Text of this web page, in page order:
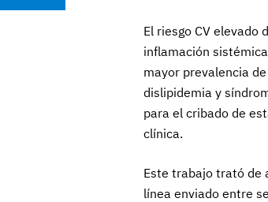
El riesgo CV elevado
inflamación
mayor prevalencia
dislipidemia y
para el cribado de
clínica.
Este trabajo trató de
línea enviado entre